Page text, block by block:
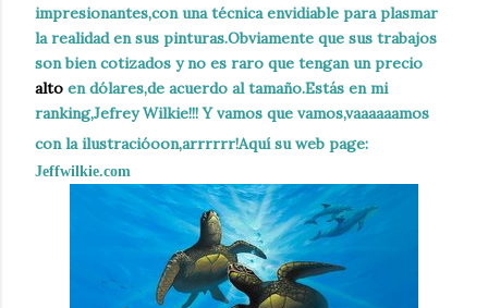
impresionantes,con una técnica envidiable para plasmar
la realidad en sus pinturas.Obviamente que sus trabajos
son bien cotizados y no es raro que tengan un precio
alto en dólares,de acuerdo al tamaño.Estás en mi
ranking,Jefrey Wilkie!!! Y vamos que vamos,vaaaaaamos
con la ilustracióoon,arrrrrr!Aquí su web page:
Jeffwilkie.com